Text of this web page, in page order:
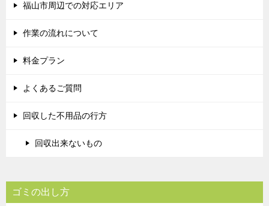
福山市周辺での対応エリア
作業の流れについて
料金プラン
よくあるご質問
回収した不用品の行方
回収出来ないもの
ゴミの出し方